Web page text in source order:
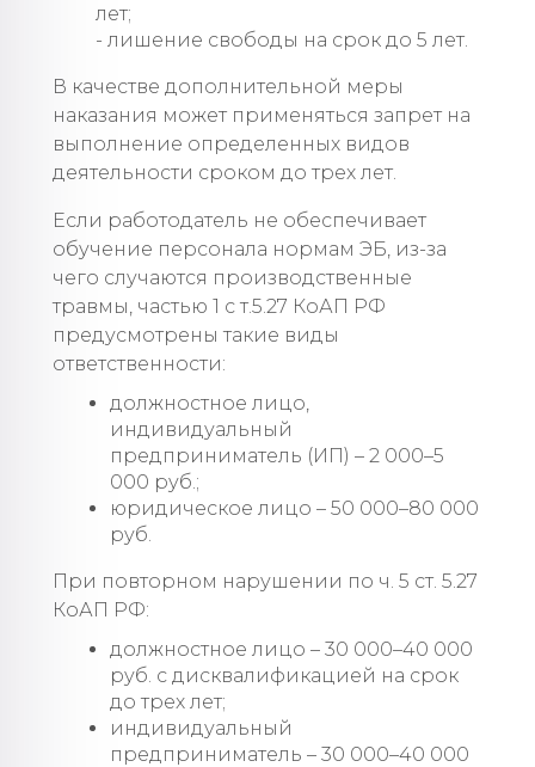
лет;
- лишение свободы на срок до 5 лет.
В качестве дополнительной меры
наказания может применяться запрет на
выполнение определенных видов
деятельности сроком до трех лет.
Если работодатель не обеспечивает
обучение персонала нормам ЭБ, из-за
чего случаются производственные
травмы, частью 1 с т.5.27 КоАП РФ
предусмотрены такие виды
ответственности:
должностное лицо,
индивидуальный
предприниматель (ИП) – 2 000–5
000 руб.;
юридическое лицо – 50 000–80 000
руб.
При повторном нарушении по ч. 5 ст. 5.27
КоАП РФ:
должностное лицо – 30 000–40 000
руб. с дисквалификацией на срок
до трех лет;
индивидуальный
предприниматель – 30 000–40 000